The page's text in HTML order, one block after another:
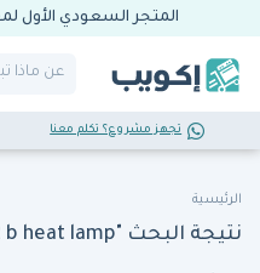
المتجر السعودي الأول
تجهز مشروع؟ تكلم معنا
الرئيسية
نتيجة البحث "sas dl2112 b heat lamp"